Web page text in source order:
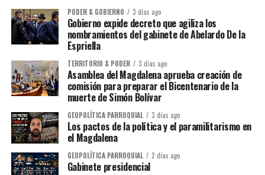
PODER & GOBIERNO 3 días ago
Gobierno expide decreto que agiliza los
nombramientos del gabinete de Abelardo De la
Espriella
TERRITORIO & PODER 3 días ago
Asamblea del Magdalena aprueba creación de
comisión para preparar el Bicentenario de la
muerte de Simón Bolívar
GEOPOLÍTICA PARROQUIAL 3 días ago
Los pactos de la política y el paramilitarismo en
el Magdalena
GEOPOLÍTICA PARROQUIAL 2 días ago
Gabinete presidencial